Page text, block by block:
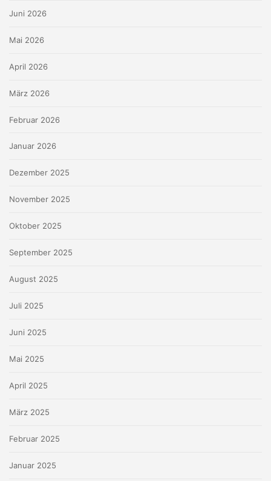
Juni 2026
Mai 2026
April 2026
März 2026
Februar 2026
Januar 2026
Dezember 2025
November 2025
Oktober 2025
September 2025
August 2025
Juli 2025
Juni 2025
Mai 2025
April 2025
März 2025
Februar 2025
Januar 2025